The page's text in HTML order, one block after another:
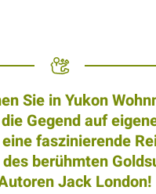
Sie in Yukon
Gegend auf
faszinierende
berühmten
Jack London!